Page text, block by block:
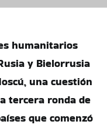
humanitarios
y Bielorrusia
una cuestión
tercera ronda de
que comenzó